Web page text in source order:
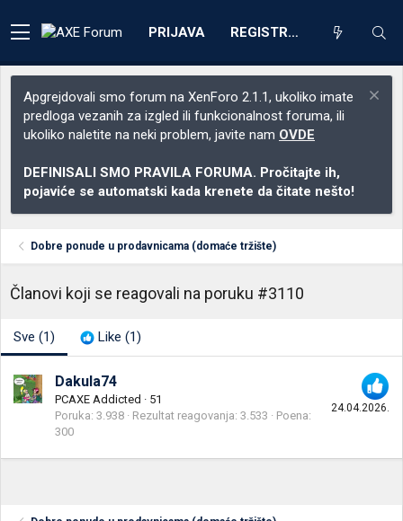
PRIJAVA REGISTRACIJA
Apgrejdovali smo forum na XenForo 2.1.1, ukoliko imate
predloga vezanih za izgled ili funkcionalnost foruma, ili
ukoliko naletite na neki problem, javite nam OVDE
DEFINISALI SMO PRAVILA FORUMA. Pročitajte ih,
pojaviće se automatski kada krenete da čitate nešto!
Dobre ponude u prodavnicama (domaće tržište)
Članovi koji se reagovali na poruku #3110
Sve (1) Like (1)
24.04.2026.
Dakula74
PCAXE Addicted · 51
Poruka 3.938 Rezultat reagovanja 3.533
Poena
300